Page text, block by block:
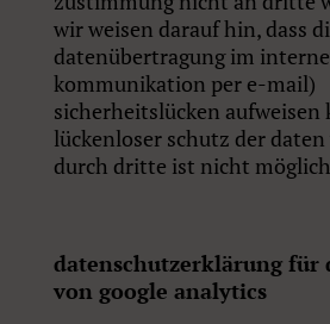
wir weisen darauf hin, dass
datenübertragung im
kommunikation per e-mail)
sicherheitslücken aufweisen
lückenloser schutz der
durch dritte ist nicht
datenschutzerklärung für
von google analytics